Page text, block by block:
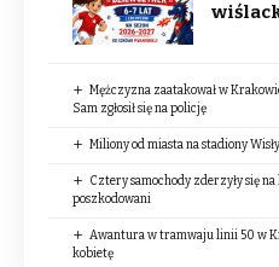
Mężczyzna zaatakował w
Sam zgłosił się na policję
Miliony od miasta na stadiony
Cztery samochody zderzyły się
poszkodowani
Awantura w tramwaju linii 50 w
kobietę